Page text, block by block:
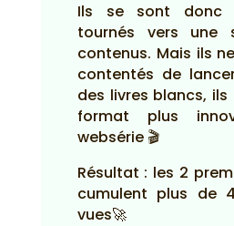
Ils se sont donc
tournés vers une
contenus. Mais ils
contentés de
des livres blancs,
format plus
websérie 🎬
Résultat : les 2
cumulent plus de
vues🚀